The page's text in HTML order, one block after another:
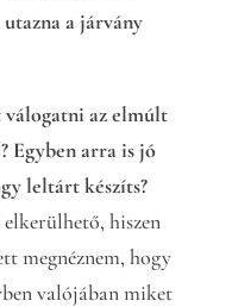
a járvány
az elmúlt
Egyben arra is jó
leltárt készíts?
hiszen
megnéznem, hogy
valójában miket